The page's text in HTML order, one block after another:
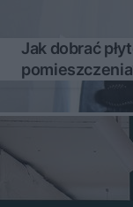
Jak dobrać